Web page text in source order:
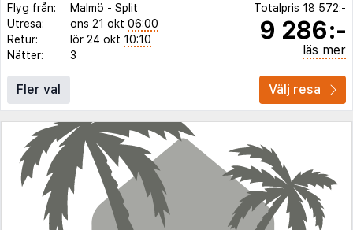
Flyg från: Malmö - Split
Utresa:
ons 21 okt 06:00
Retur:
lör 24 okt 10:10
Nätter:
3
Totalpris 18 572:-
9 286:-
läs mer
Fler val Välj resa